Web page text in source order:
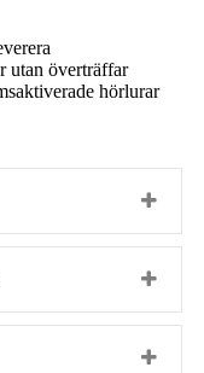
utan överträffar
hörlurar